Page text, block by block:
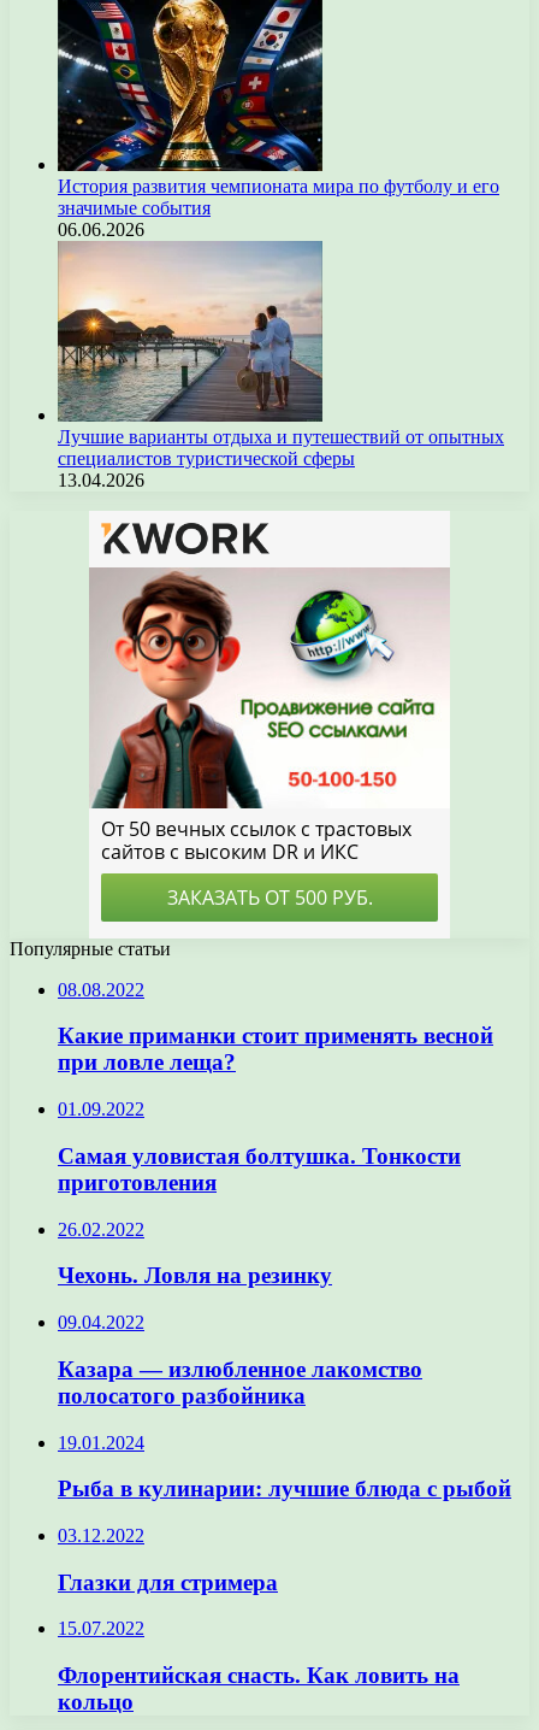
История развития чемпионата мира по футболу и его
значимые события
06.06.2026
Лучшие варианты отдыха и путешествий от опытных
специалистов туристической сферы
13.04.2026
Популярные статьи
08.08.2022
Какие приманки стоит применять весной
при ловле леща?
01.09.2022
Самая уловистая болтушка. Тонкости
приготовления
26.02.2022
Чехонь. Ловля на резинку
09.04.2022
Казара — излюбленное лакомство
полосатого разбойника
19.01.2024
Рыба в кулинарии: лучшие блюда с рыбой
03.12.2022
Глазки для стримера
15.07.2022
Флорентийская снасть. Как ловить на
кольцо